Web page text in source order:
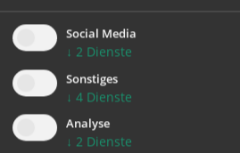
darum bitten.
Ansonsten bitten wir Sie, im
die Feier der Krankensalbung zu
Social Media
↓ 2 Dienste
Sonstiges
↓ 4 Dienste
Analyse
↓ 2 Dienste